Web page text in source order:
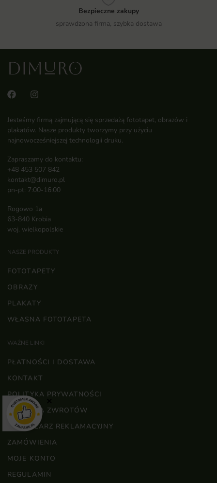
Bezpieczne zakupy
sprawdzona firma, szybka dostawa
Jesteśmy firmą zajmującą się sprzedażą fototapet, obrazów i
plakatów. Nasze produkty tworzymy przy użyciu
najnowocześniejszej technologii druku.
Zapraszamy do kontaktu:
+48 453 507 842
kontakt@dimuro.pl
pn-pt: 7:00-16:00
Rogowo 1a
63-840 Krobia
woj. wielkopolskie
NASZE PRODUKTY
FOTOTAPETY
OBRAZY
PLAKATY
WŁASNA FOTOTAPETA
WAŻNE LINKI
PŁATNOŚCI I DOSTAWA
KONTAKT
POLITYKA PRYWATNOŚCI
POLITYKA ZWROTÓW
FORMULARZ REKLAMACYJNY
ZAMÓWIENIA
MOJE KONTO
REGULAMIN